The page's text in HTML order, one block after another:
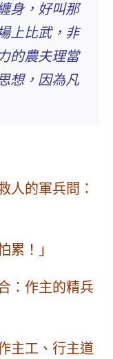
身，好叫那
上比武，非
的農夫理當
想，因為凡
人的軍兵問：
累！」
： 作主的精兵
主工、行主道